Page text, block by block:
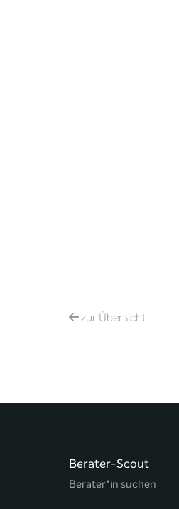
zurÜbersicht
Berater-Scout
Berater*in suchen